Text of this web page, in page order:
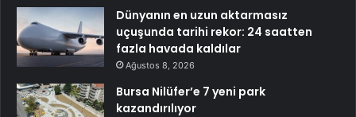
Dünyanın en uzun aktarmasız
uçuşunda tarihi rekor: 24 saatten
fazla havada kaldılar
Ağustos 8, 2026
Bursa Nilüfer’e 7 yeni park
kazandırılıyor